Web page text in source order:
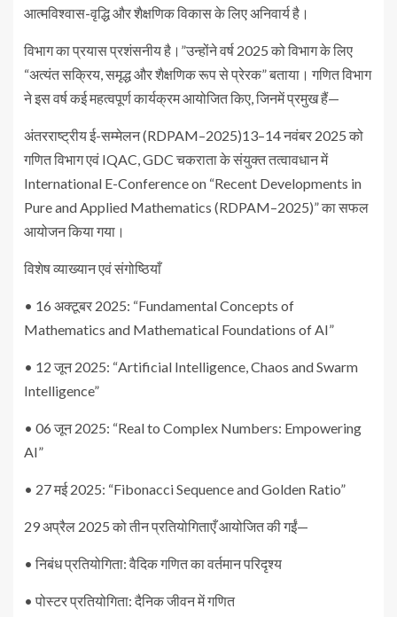
आत्मविश्वास-वृद्धि और शैक्षणिक विकास के लिए अनिवार्य है।
विभाग का प्रयास प्रशंसनीय है।”उन्होंने वर्ष 2025 को विभाग के लिए
“अत्यंत सक्रिय, समृद्ध और शैक्षणिक रूप से प्रेरक” बताया। गणित विभाग
ने इस वर्ष कई महत्वपूर्ण कार्यक्रम आयोजित किए, जिनमें प्रमुख हैं—
अंतरराष्ट्रीय ई-सम्मेलन (RDPAM–2025)13–14 नवंबर 2025 को
गणित विभाग एवं IQAC, GDC चकराता के संयुक्त तत्वावधान में
International E-Conference on “Recent Developments in
Pure and Applied Mathematics (RDPAM–2025)” का सफल
आयोजन किया गया।
विशेष व्याख्यान एवं संगोष्ठियाँ
• 16 अक्टूबर 2025: “Fundamental Concepts of
Mathematics and Mathematical Foundations of AI”
• 12 जून 2025: “Artificial Intelligence, Chaos and Swarm
Intelligence”
• 06 जून 2025: “Real to Complex Numbers: Empowering
AI”
• 27 मई 2025: “Fibonacci Sequence and Golden Ratio”
29 अप्रैल 2025 को तीन प्रतियोगिताएँ आयोजित की गईं—
• निबंध प्रतियोगिता: वैदिक गणित का वर्तमान परिदृश्य
• पोस्टर प्रतियोगिता: दैनिक जीवन में गणित